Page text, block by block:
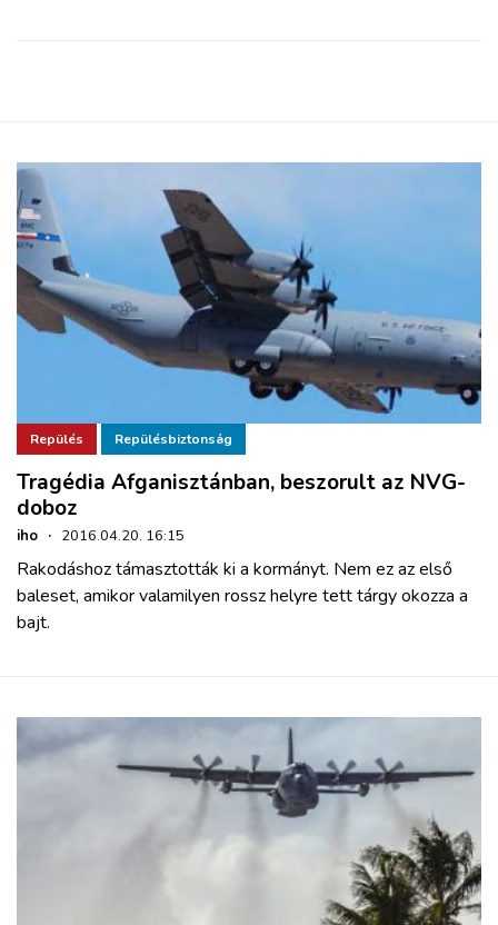
Repülés Repülésbiztonság
Tragédia Afganisztánban, beszorult az NVG-
doboz
iho · 2016.04.20. 16:15
Rakodáshoz támasztották ki a kormányt. Nem ez az első
baleset, amikor valamilyen rossz helyre tett tárgy okozza a
bajt.